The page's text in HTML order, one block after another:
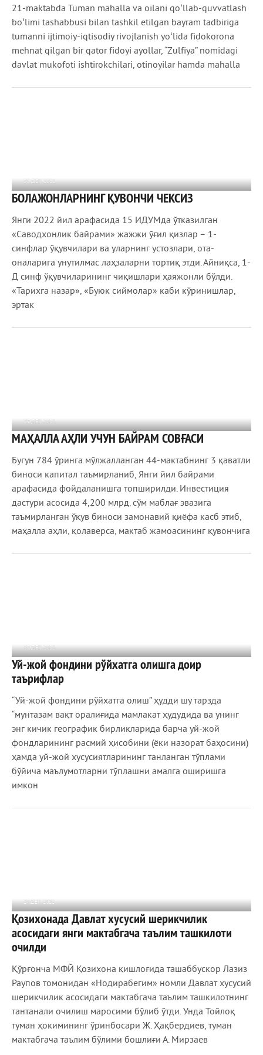
21-maktabda Tuman mahalla va oilani qoʻllab-quvvatlash
boʻlimi tashabbusi bilan tashkil etilgan bayram tadbiriga
tumanni ijtimoiy-iqtisodiy rivojlanish yoʻlida fidokorona
mehnat qilgan bir qator fidoyi ayollar, “Zulfiya” nomidagi
davlat mukofoti ishtirokchilari, otinoyilar hamda mahalla
30 ДЕК 2021
1 060 0
БОЛАЖОНЛАРНИНГ ҚУВОНЧИ ЧЕКСИЗ
Янги 2022 йил арафасида 15­ ИДУМда ўтказилган
«Саводхонлик байрами» жажжи ўғил­ қизлар – 1­-
синфлар ўқувчилари ва уларнинг устозлари, ота­-
оналарига унутилмас лаҳзаларни тортиқ этди. Айниқса, 1-
Д синф ўқувчиларининг чиқишлари ҳаяжонли бўлди.
«Тарихга назар», «Буюк сиймолар» каби кўринишлар,
эртак
29 ДЕК 2021
733 0
МАҲАЛЛА АҲЛИ УЧУН БАЙРАМ СОВҒАСИ
Бугун 784 ўринга мўлжалланган 44-мактабнинг 3 қаватли
биноси капитал таъмирланиб, Янги йил байрами
арафасида фойдаланишга топширилди. Инвeстиция
дастури асосида 4,200 млрд. сўм маблағ эвазига
таъмирланган ўқув биноси замонавий қиёфа касб этиб,
маҳалла аҳли, қолаверса, мактаб жамоасининг қувончига
28 ДЕК 2021
730 0
Уй-жой фондини рўйхатга олишга доир
таърифлар
“Уй-жой фондини рўйхатга олиш” ҳудди шу тарзда
“мунтазам вақт оралиғида мамлакат ҳудудида ва унинг
энг кичик географик бирликларида барча уй-жой
фондларининг расмий ҳисобини (ёки назорат баҳосини)
ҳамда уй-жой хусусиятларининг танланган тўплами
бўйича маълумотларни тўплашни амалга оширишга
имкон
27 ДЕК 2021
1 119 0
Қозихонада Давлат хусусий шерикчилик
асосидаги янги мактабгача таълим ташкилоти
очилди
Қўрғонча МФЙ Қозихона қишлоғида ташаббускор Лазиз
Раупов томонидан «Нодирабегим» номли Давлат хусусий
шерикчилик асосидаги мактабгача таълим ташкилотнинг
тантанали очилиш маросими бўлиб ўтди. Унда Тойлоқ
туман ҳокимининг ўринбосари Ж. Ҳақбердиев, туман
мактабгача таълим бўлими бошлиғи А. Мирзаев